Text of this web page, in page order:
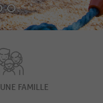
FAMILLE